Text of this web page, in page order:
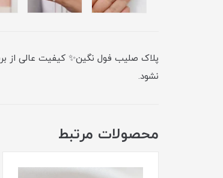
پلاک صلیب فول نگین✨ کیفیت عالی از
نشود.
محصولات مرتبط